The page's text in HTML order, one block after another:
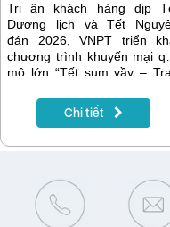
Tri ân khách hàng dịp
Dương lịch và Tết
đán 2026, VNPT triển
chương trình khuyến mại
mô lớn “Tết sum vầy –
01/12/2025 đến 01/02/
trên phạm vi toàn quốc.
công nghệ cao cấp.
Chi tiết